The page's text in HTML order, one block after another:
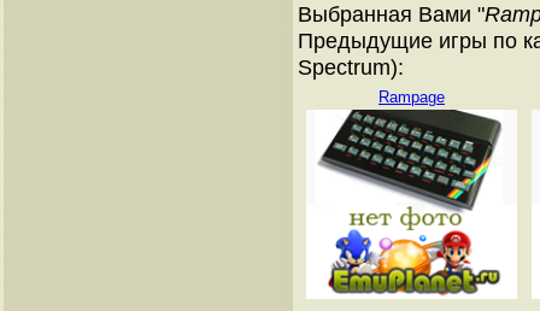
Выбранная Вами "
Предыдущие игры по
Spectrum):
Rampage